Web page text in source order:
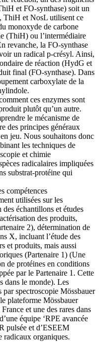
et FO-synthase) soit un
et NosL utilisent ce
monoxyde de carbone
(ThiH) ou l’intermédiaire
revanche, la FO-synthase
un radical p-crésyl. Ainsi,
de réaction (HydG et
final (FO-synthase). Dans
carboxylate de la
ces enzymes sont
plutôt qu’un autre.
le mécanisme de
des principes généraux
jeu. Nous souhaitons donc
les techniques de
et chimie
radicalaires impliquées
substrat-protéine qui
compétences
utilisées sur les
échantillons et études
des produits,
2), détermination de
X, incluant l’étude des
et produits, mais aussi
(Partenaire 1) (Une
de protéines en conditions
par le Partenaire 1. Cette
dans le monde). Les
par spectroscopie Mössbauer
plateforme Mössbauer
et une des rares dans
équipe ‘RPE avancée
pulsée et d’ESEEM
radicaux organiques.